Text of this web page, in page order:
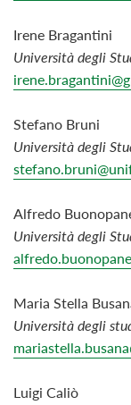
Irene Bragantini
Università degli
Stefano Bruni
Università degli
Alfredo
Università degli
Maria Stella
Università degli
Luigi Caliò